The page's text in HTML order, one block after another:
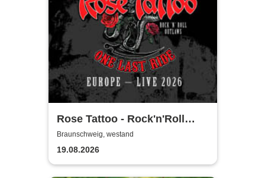
Rose Tattoo - Rock'n'Roll
Outlaws – One Last Ride
Braunschweig, westand
19.08.2026